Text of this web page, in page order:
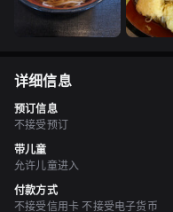
详细信息
预订信息
不接受预订
带儿童
允许儿童进入
付款方式
不接受信用卡 不接受电子货币